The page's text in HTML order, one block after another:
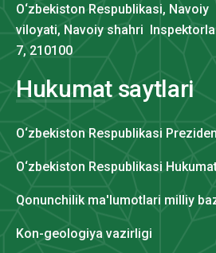
O‘zbekiston Respublikasi, Navoiy
viloyati, Navoiy shahri
7, 210100
Hukumat saytlari
O‘zbekiston Respublikasi
O‘zbekiston Respublikasi
Qonunchilik ma'lumotlari milliy
Kon-geologiya vazirligi